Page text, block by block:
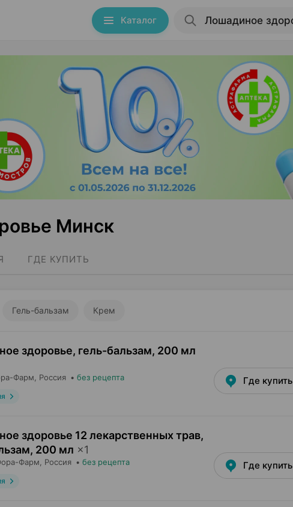
Каталог
Минск
ГДЕ КУПИТЬ
Гель-бальзам Крем
здоровье, гель-бальзам, 200 мл
Фарм , Россия • без рецепта Где купить
здоровье 12 лекарственных трав,
, 200 мл ×1
Фарм , Россия • без рецепта Где купить